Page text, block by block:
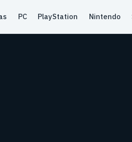
PC PlayStation Nintendo